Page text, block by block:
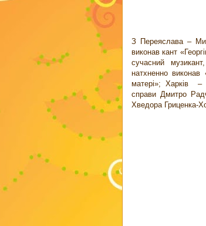
З Переяслава –
виконав кант
сучасний
натхненно
матері»; Харків –
справи Дмитро
Хведора Гриценка-